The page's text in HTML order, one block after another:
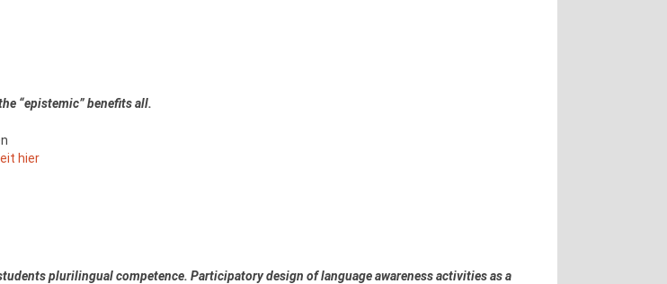
“epistemic” benefits all.
hier
plurilingual competence. Participatory design of language awareness activities as a